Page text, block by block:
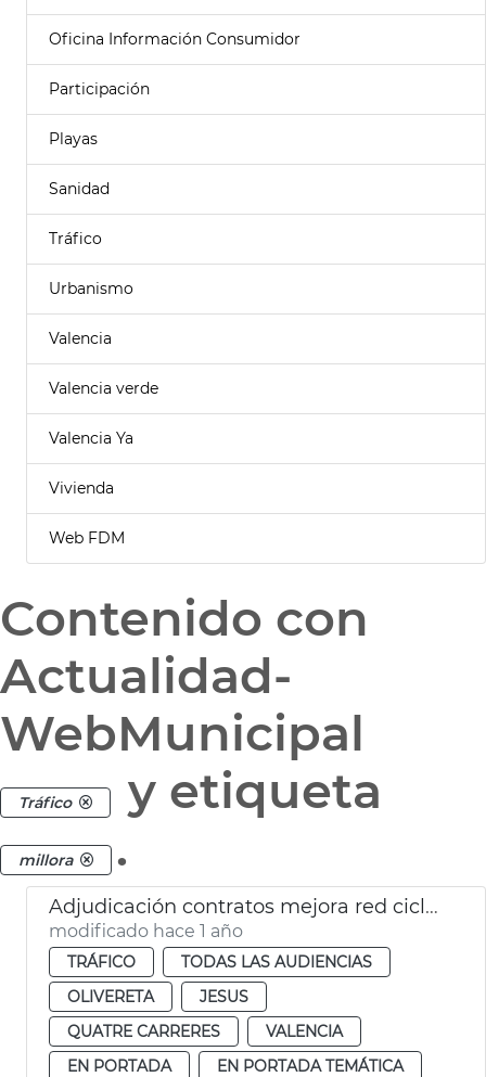
Oficina Información Consumidor
Participación
Playas
Sanidad
Tráfico
Urbanismo
Valencia
Valencia verde
Valencia Ya
Vivienda
Web FDM
Contenido con
Actualidad-
WebMunicipal
Tráfico y etiqueta
millora .
Adjudicación contratos mejora red ciclista en 4 distritos
modificado hace 1 año
TRÁFICO
TODAS LAS AUDIENCIAS
OLIVERETA
JESUS
QUATRE CARRERES
VALENCIA
EN PORTADA
EN PORTADA TEMÁTICA